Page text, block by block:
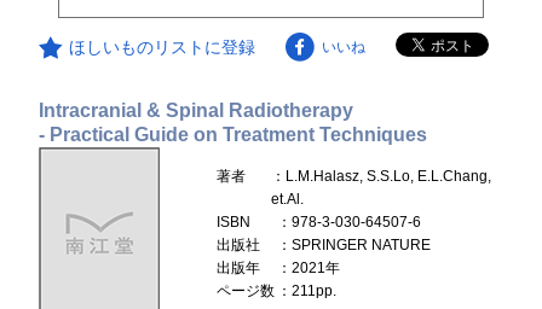
ほしいものリストに登録 いいね
Intracranial & Spinal Radiotherapy
- Practical Guide on Treatment Techniques
著者
：L.M.Halasz, S.S.Lo, E.L.Chang,
et.Al.
ISBN
：978-3-030-64507-6
出版社
：SPRINGER NATURE
出版年
：2021年
ページ数 ：211pp.